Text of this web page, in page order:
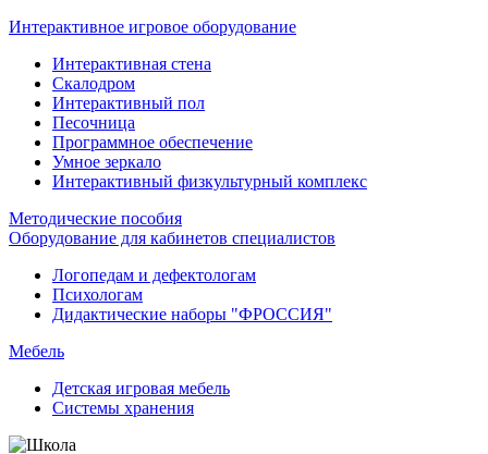
Интерактивное игровое оборудование
Интерактивная стена
Скалодром
Интерактивный пол
Песочница
Программное обеспечение
Умное зеркало
Интерактивный физкультурный комплекс
Методические пособия
Оборудование для кабинетов специалистов
Логопедам и дефектологам
Психологам
Дидактические наборы "ФРОССИЯ"
Мебель
Детская игровая мебель
Системы хранения